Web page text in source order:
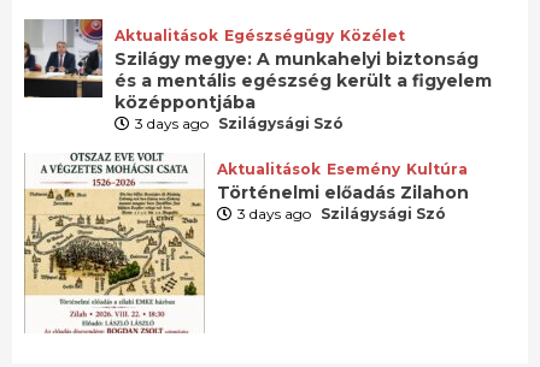
Aktualitások Egészségügy Közélet
Szilágy megye: A munkahelyi biztonság
és a mentális egészség került a figyelem
középpontjába
3 days ago Szilágysági Szó
Aktualitások Esemény Kultúra
Történelmi előadás Zilahon
3 days ago Szilágysági Szó